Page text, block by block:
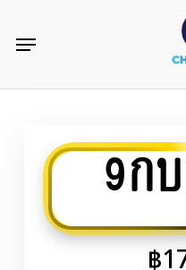
content
Menu
9ก
฿